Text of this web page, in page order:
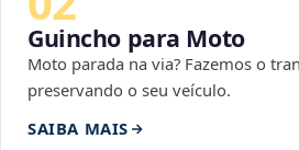
Guincho para Moto
Moto parada na via? Fazemos o
preservando o seu veículo.
SAIBA MAIS